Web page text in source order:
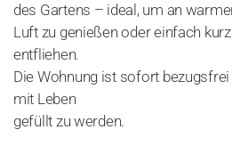
des Gartens – ideal, um an
Luft zu genießen oder einfach
entfliehen.
Die Wohnung ist sofort
mit Leben
gefüllt zu werden.